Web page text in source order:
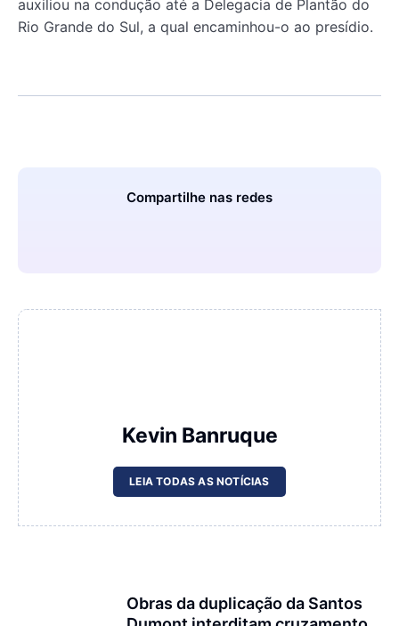
auxiliou na condução até a Delegacia de Plantão do
Rio Grande do Sul, a qual encaminhou-o ao presídio.
Compartilhe nas redes
Kevin Banruque
LEIA TODAS AS NOTÍCIAS
Obras da duplicação da Santos